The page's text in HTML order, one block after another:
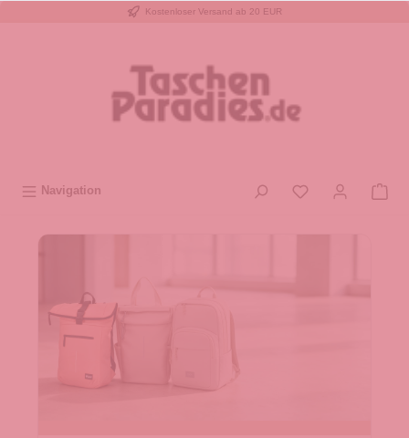
Kostenloser Versand ab 20 EUR
Navigation